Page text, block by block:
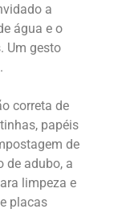
a
água e o
Um gesto
correta de
papéis
de
de adubo, a
limpeza e
placas